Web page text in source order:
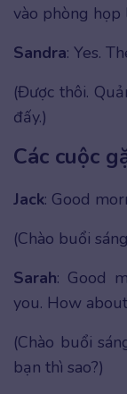
vào phòng họp
Sandra: Yes.
(Được thôi.
đấy.)
Các cuộc
Jack: Good
(Chào buổi
Sarah: Good
you. How
(Chào buổi
bạn thì sao?)